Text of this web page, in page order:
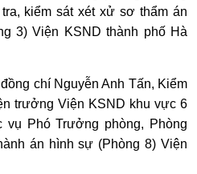
kiểm sát xét xử sơ thẩm án
3) Viện KSND thành phố Hà
chí Nguyễn Anh Tấn, Kiểm
trưởng Viện KSND khu vực 6
Phó Trưởng phòng, Phòng
án hình sự (Phòng 8) Viện